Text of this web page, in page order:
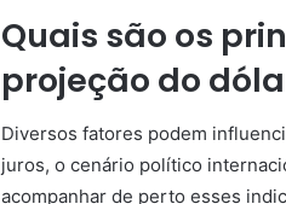
Quais são os
projeção do
Diversos fatores podem
juros, o cenário político
acompanhar de perto esses